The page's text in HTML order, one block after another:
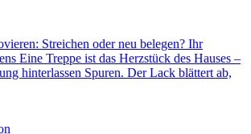
Streichen oder neu belegen? Ihr
Eine Treppe ist das Herzstück des Hauses –
hinterlassen Spuren. Der Lack blättert ab,